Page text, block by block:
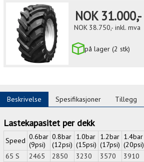
NOK 31.000,-
NOK 38.750,- inkl. mva
på lager (2 stk)
Beskrivelse Spesifikasjoner Tillegg
Lastekapasitet per dekk
Speed 0.6bar
(9psi)
0.8bar
(12psi)
1.0bar
(15psi)
1.2bar
(17psi)
1.4bar
(20psi)
65 S
2465 2850 3230 3570 3910